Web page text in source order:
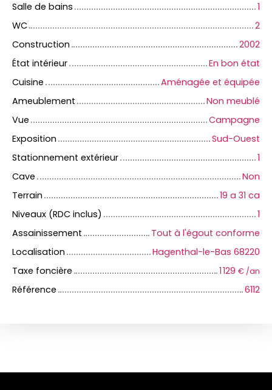
Salle de bains
1
WC
2
Construction
2002
État intérieur
En bon état
Cuisine
Aménagée et équipée
Ameublement
Non meublé
Vue
Campagne
Exposition
Sud-Ouest
Stationnement extérieur
1
Cave
Non
Terrain
19 a 31 ca
Niveaux (RDC inclus)
1
Assainissement
Tout à l'égout conforme
Localisation
Hagenthal-le-Bas 68220
Taxe foncière
1 129 € /an
Référence 6112